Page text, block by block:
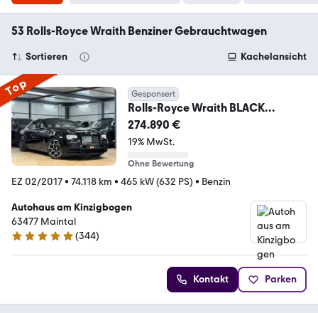
53 Rolls-Royce Wraith Benziner Gebrauchtwagen
Sortieren Kachelansicht
Top Gesponsert
Rolls-Royce Wraith BLACK
BADGE*CRBN*STERN*HUD*SBLF*
ELEKT TÜR
274.890 €
19% MwSt.
Ohne Bewertung
EZ 02/2017• 74.118 km • 465 kW (632 PS) • Benzin
Autohaus am Kinzigbogen
63477 Maintal
4.8 Sterne
(344)
Kontakt Parken